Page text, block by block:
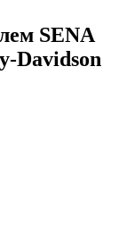
SENA
Davidson